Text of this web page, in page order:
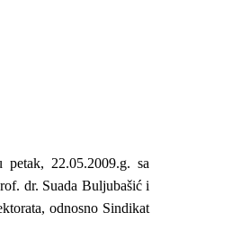
22.05.2009.g. sa
dr. Suada Buljubašić i
odnosno Sindikat